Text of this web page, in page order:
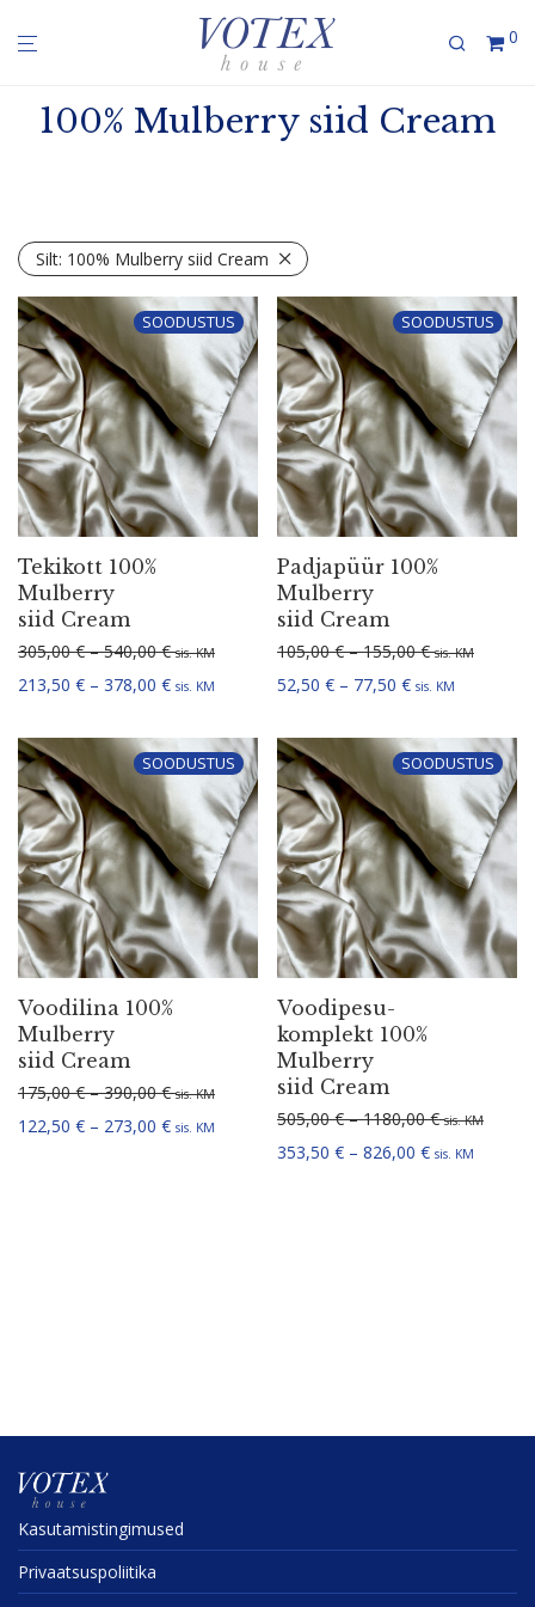
0
100% Mulberry siid Cream
Silt: 100% Mulberry siid Cream
SOODUSTUS
Tekikott 100%
Mulberry
siid Cream
305,00€ – 540,00€Hinnavahemik: 305,00 € kuni 540,00 €
sis. KM
213,50 € – 378,00 €Hinnavahemik: 213,50 € kuni 378,00 €
sis. KM
SOODUSTUS
Padjapüür 100%
Mulberry
siid Cream
105,00€ – 155,00€ sis. KM
52,50 € – 77,50 €Hinnavahemik:
sis. KM
SOODUSTUS
Voodilina 100%
Mulberry
siid Cream
175,00€ – 390,00€Hinnavahemik: 175,00 € kuni 390,00 €
sis. KM
122,50 € – 273,00 €Hinnavahemik: 122,50 € kuni 273,00 €
sis. KM
SOODUSTUS
Voodi­pe­su­
komplekt 100%
Mulberry
siid Cream
505,00€ – 1180,00€ sis. KM
353,50 € – 826,00 € sis. KM
Kasuta­mis­tin­gi­mused
Privaat­sus­po­liitika